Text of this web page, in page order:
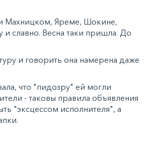
Махницком, Яреме, Шокине,
славно. Весна таки пришла. До
и говорить она намерена даже
что "пидозру" ей могли
- таковы правила объявления
"эксцессом исполнителя", а